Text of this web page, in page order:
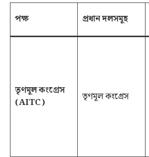
পক্ষ প্রধান দলসমূহ
তৃণমূল কংগ্রেস
(AITC)
তৃণমূল কংগ্রেস